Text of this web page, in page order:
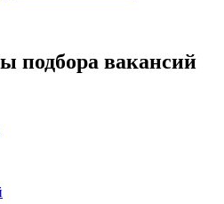
подбора вакансий